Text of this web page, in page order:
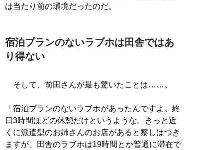
は当たり前の環境だったのだ。
宿泊プランのないラブホは田舎ではあ
り得ない
そして、前田さんが最も驚いたことは……。
「宿泊プランのないラブホがあったんですよ。終
日3時間ほどの休憩だけというような。きっと近
くに派遣型のお姉さんのお店があると察しはつき
ますが、田舎のラブホは19時間とか普通に滞在で